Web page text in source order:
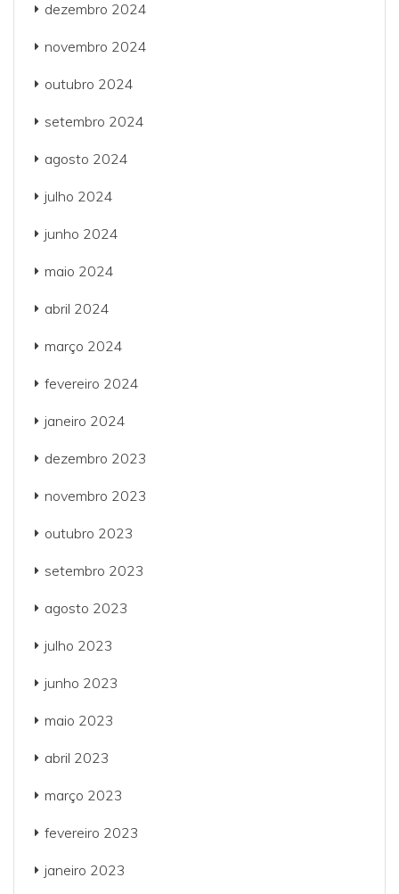
dezembro 2024
novembro 2024
outubro 2024
setembro 2024
agosto 2024
julho 2024
junho 2024
maio 2024
abril 2024
março 2024
fevereiro 2024
janeiro 2024
dezembro 2023
novembro 2023
outubro 2023
setembro 2023
agosto 2023
julho 2023
junho 2023
maio 2023
abril 2023
março 2023
fevereiro 2023
janeiro 2023